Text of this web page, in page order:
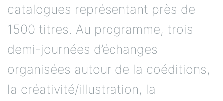
catalogues représentant près de
1500 titres. Au programme, trois
demi-journées d’échanges
organisées autour de la coéditions,
la créativité/illustration, la